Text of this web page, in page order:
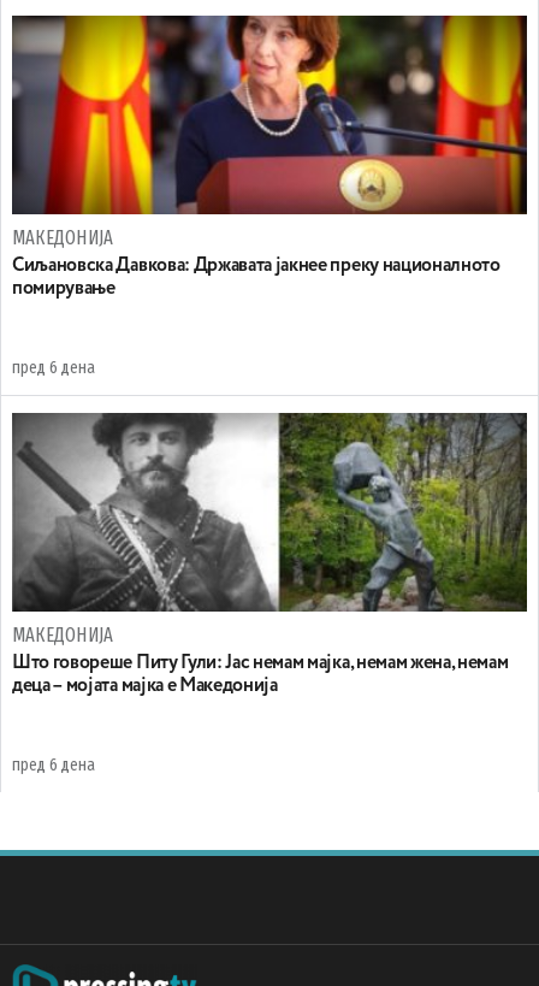
МАКЕДОНИЈА
Сиљановска Давкова: Државата јакнее преку националното
помирување
пред 6 дена
МАКЕДОНИЈА
Што говореше Питу Гули: Јас немам мајка, немам жена, немам
деца – мојата мајка е Македонија
пред 6 дена